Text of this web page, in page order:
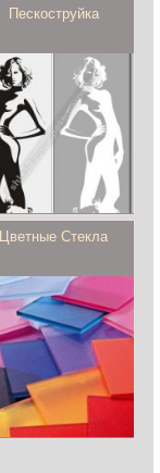
Пескоструйка
Цветные Стекла